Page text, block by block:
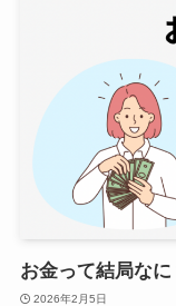
お金って結局な
2026年2月5日